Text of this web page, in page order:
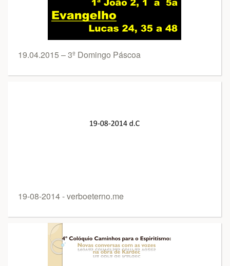
19.04.2015 – 3º Domingo Páscoa
19-08-2014 - verboeterno.me